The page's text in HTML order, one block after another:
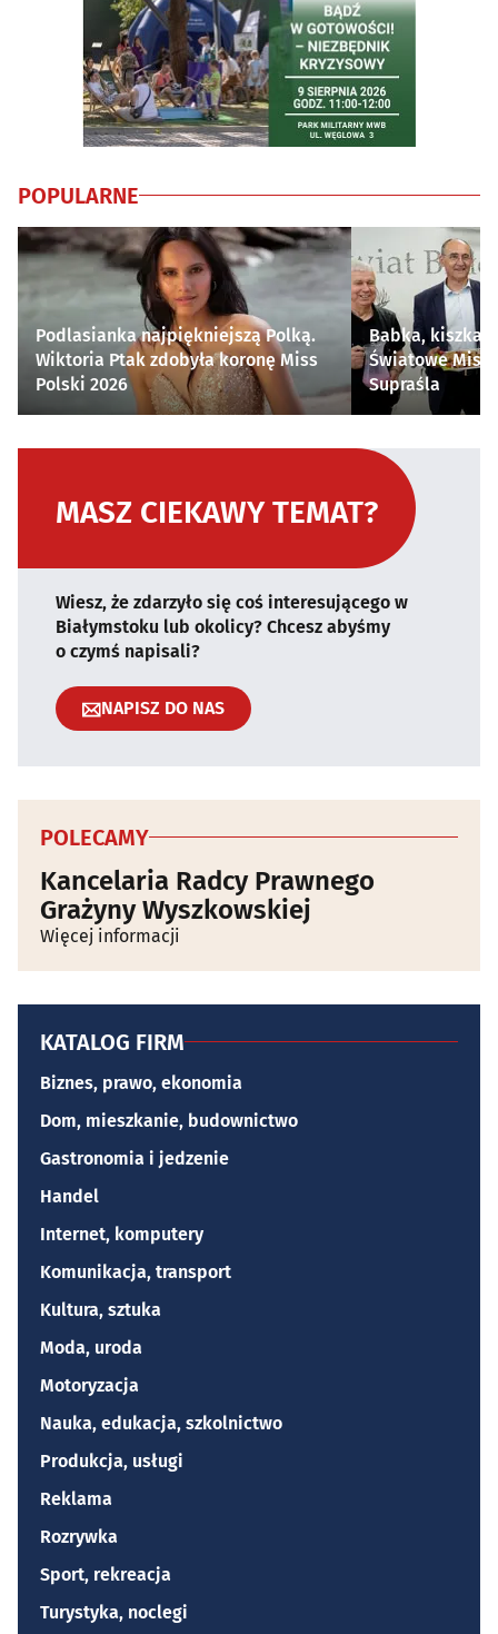
POPULARNE
Podlasianka najpiękniejszą Polką.
Wiktoria Ptak zdobyła koronę Miss
Polski 2026
Babka, kiszka i
Światowe
Supraśla
MASZ CIEKAWY TEMAT?
Wiesz, że zdarzyło się coś interesującego w
Białymstoku lub okolicy? Chcesz abyśmy
o czymś napisali?
NAPISZ DO NAS
POLECAMY
Kancelaria Radcy Prawnego
Grażyny Wyszkowskiej
Więcej informacji
KATALOG FIRM
Biznes, prawo, ekonomia
Dom, mieszkanie, budownictwo
Gastronomia i jedzenie
Handel
Internet, komputery
Komunikacja, transport
Kultura, sztuka
Moda, uroda
Motoryzacja
Nauka, edukacja, szkolnictwo
Produkcja, usługi
Reklama
Rozrywka
Sport, rekreacja
Turystyka, noclegi